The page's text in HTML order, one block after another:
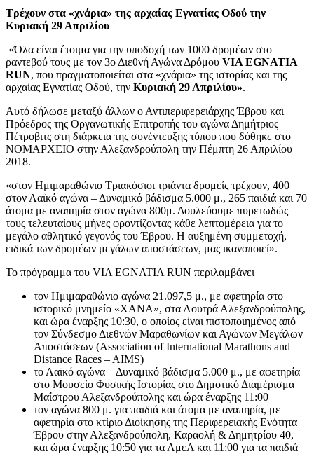
Τρέχουν στα «χνάρια» της αρχαίας Εγνατίας Οδού την
Κυριακή 29 Απριλίου
«Όλα είναι έτοιμα για την υποδοχή των 1000 δρομέων στο
ραντεβού τους με τον 3ο Διεθνή Αγώνα Δρόμου VIA EGNATIA
RUN, που πραγματοποιείται στα «χνάρια» της ιστορίας και της
αρχαίας Εγνατίας Οδού, την Κυριακή 29 Απριλίου».
Αυτό δήλωσε μεταξύ άλλων ο Αντιπεριφερειάρχης Έβρου και
Πρόεδρος της Οργανωτικής Επιτροπής του αγώνα Δημήτριος
Πέτροβιτς στη διάρκεια της συνέντευξης τύπου που δόθηκε στο
ΝΟΜΑΡΧΕΙΟ στην Αλεξανδρούπολη την Πέμπτη 26 Απριλίου
2018.
«στον Ημιμαραθώνιο Τριακόσιοι τριάντα δρομείς τρέχουν, 400
στον Λαϊκό αγώνα – Δυναμικό βάδισμα 5.000 μ., 265 παιδιά και 70
άτομα με αναπηρία στον αγώνα 800μ. Δουλεύουμε πυρετωδώς
τους τελευταίους μήνες φροντίζοντας κάθε λεπτομέρεια για το
μεγάλο αθλητικό γεγονός του Έβρου. Η αυξημένη συμμετοχή,
ειδικά των δρομέων μεγάλων αποστάσεων, μας ικανοποιεί».
Το πρόγραμμα του VIA EGNATIA RUN περιλαμβάνει
τον Ημιμαραθώνιο αγώνα 21.097,5 μ., με αφετηρία στο
ιστορικό μνημείο «ΧΑΝΑ», στα Λουτρά Αλεξανδρούπολης,
και ώρα έναρξης 10:30, ο οποίος είναι πιστοποιημένος από
τον Σύνδεσμο Διεθνών Μαραθωνίων και Αγώνων Μεγάλων
Αποστάσεων (Association of International Marathons and
Distance Races – AIMS)
το Λαϊκό αγώνα – Δυναμικό βάδισμα 5.000 μ., με αφετηρία
στο Μουσείο Φυσικής Ιστορίας στο Δημοτικό Διαμέρισμα
Μαΐστρου Αλεξανδρούπολης και ώρα έναρξης 11:00
τον αγώνα 800 μ. για παιδιά και άτομα με αναπηρία, με
αφετηρία στο κτίριο Διοίκησης της Περιφερειακής Ενότητα
Έβρου στην Αλεξανδρούπολη, Καραολή & Δημητρίου 40,
και ώρα έναρξης 10:50 για τα ΑμεΑ και 11:00 για τα παιδιά